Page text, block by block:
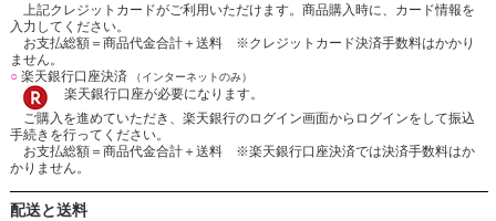
上記クレジットカードがご利用いただけます。商品購入時に、カード情報を
入力してください。
お支払総額＝商品代金合計＋送料 ※クレジットカード決済手数料はかかり
ません。
○楽天銀行口座決済 （インターネットのみ）
楽天銀行口座が必要になります。
ご購入を進めていただき、楽天銀行のログイン画面からログインをして振込
手続きを行ってください。
お支払総額＝商品代金合計＋送料 ※楽天銀行口座決済では決済手数料はか
かりません。
配送と送料